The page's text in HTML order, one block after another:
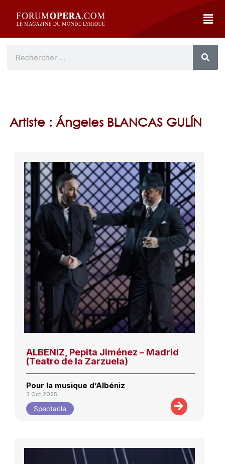
Artiste : Ángeles BLANCAS GULÍN
ALBENIZ, Pepita Jiménez – Madrid
(Teatro de la Zarzuela)
Pour la musique d’Albéniz
3 Oct 2025
Spectacle